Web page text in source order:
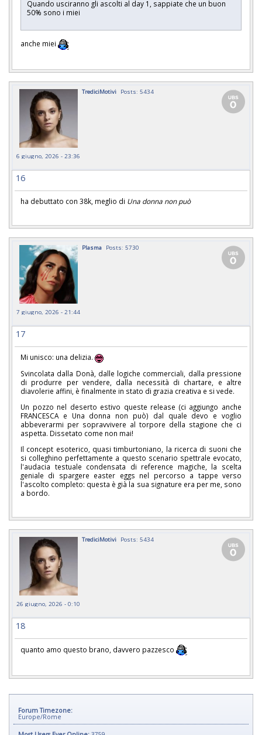
Quando usciranno gli ascolti al day 1, sappiate che un buon
50% sono i miei
anche miei
TrediciMotivi Posts: 5434
6 giugno, 2026 - 23:36
16
ha debuttato con 38k, meglio di Una donna non può
Plasma Posts: 5730
7 giugno, 2026 - 21:44
17
Mi unisco: una delizia.
Svincolata dalla Donà, dalle logiche commerciali, dalla pressione
di produrre per vendere, dalla necessità di chartare, e altre
diavolerie affini, è finalmente in stato di grazia creativa e si vede.
Un pozzo nel deserto estivo queste release (ci aggiungo anche
FRANCESCA e Una donna non può) dal quale devo e voglio
abbeverarmi per sopravvivere al torpore della stagione che ci
aspetta. Dissetato come non mai!
Il concept esoterico, quasi timburtoniano, la ricerca di suoni che
si colleghino perfettamente a questo scenario spettrale evocato,
l'audacia testuale condensata di reference magiche, la scelta
geniale di spargere easter eggs nel percorso a tappe verso
l'ascolto completo: questa è già la sua signature era per me, sono
a bordo.
TrediciMotivi Posts: 5434
26 giugno, 2026 - 0:10
18
quanto amo questo brano, davvero pazzesco
Forum Timezone:
Europe/Rome